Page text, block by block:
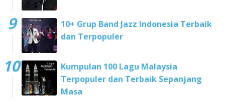
10+ Grup Band Jazz Indonesia Terbaik
dan Terpopuler
Kumpulan 100 Lagu Malaysia
Terpopuler dan Terbaik Sepanjang
Masa